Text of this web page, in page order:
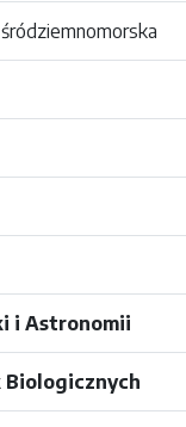
i Astronomii
Biologicznych